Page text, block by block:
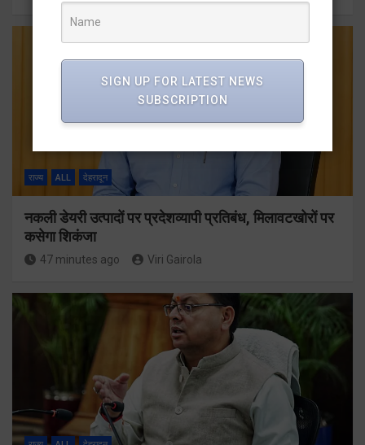
राज्य ALL देहरादून
नकली डेयरी उत्पादों पर प्रदेशव्यापी प्रतिबंध, मिलावटखोरों पर
कसेगा शिकंजा
47 minutes ago Viri Gairola
SIGN UP FOR LATEST NEWS
SUBSCRIPTION